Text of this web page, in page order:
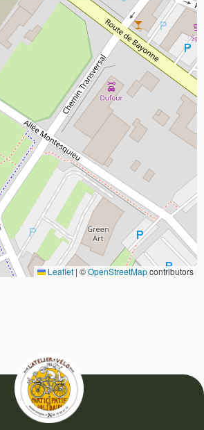
Leaflet | ©OpenStreetMapcontributors